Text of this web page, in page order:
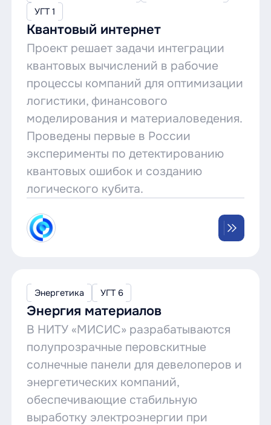
УГТ 1
Квантовый интернет
Проект решает задачи интеграции
квантовых вычислений в рабочие
процессы компаний для оптимизации
логистики, финансового
моделирования и материаловедения.
Проведены первые в России
эксперименты по детектированию
квантовых ошибок и созданию
логического кубита.
Энергетика УГТ 6
Энергия материалов
В НИТУ «МИСИС» разрабатываются
полупрозрачные перовскитные
солнечные панели для девелоперов и
энергетических компаний,
обеспечивающие стабильную
выработку электроэнергии при